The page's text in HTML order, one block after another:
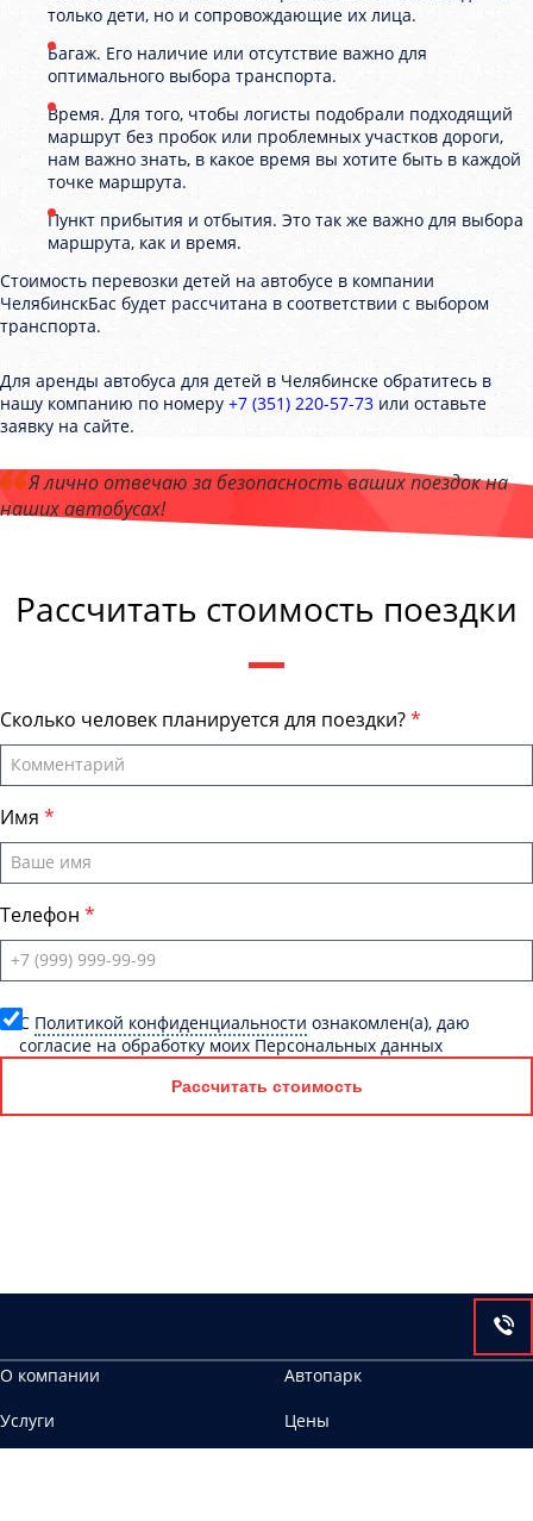
только дети, но и сопровождающие их лица.
Багаж. Его наличие или отсутствие важно для
оптимального выбора транспорта.
Время. Для того, чтобы логисты подобрали подходящий
маршрут без пробок или проблемных участков дороги,
нам важно знать, в какое время вы хотите быть в каждой
точке маршрута.
Пункт прибытия и отбытия. Это так же важно для выбора
маршрута, как и время.
Стоимость перевозки детей на автобусе в компании
ЧелябинскБас будет рассчитана в соответствии с выбором
транспорта.
Для аренды автобуса для детей в Челябинске обратитесь в
нашу компанию по номеру +7 (351) 220-57-73 или оставьте
заявку на сайте.
Я лично отвечаю за безопасность ваших поездок на
наших автобусах!
Рассчитать стоимость поездки
Сколько человек планируется для поездки?
Имя
Телефон
C Политикой конфиденциальности ознакомлен(а), даю
согласие на обработку моих Персональных данных
Рассчитать стоимость
О компании
Автопарк
Услуги
Цены